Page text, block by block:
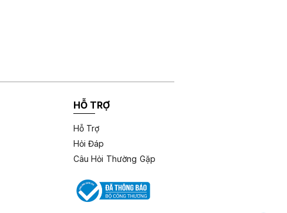
HỖ TRỢ
Hỗ Trợ
Hỏi Đáp
Câu Hỏi Thường Gặp